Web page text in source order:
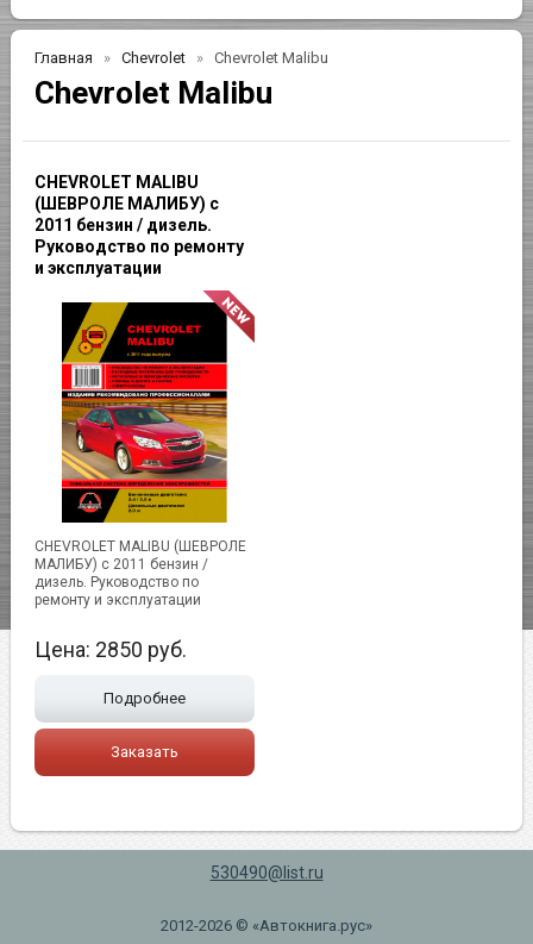
Главная Chevrolet Chevrolet Malibu
Chevrolet Malibu
CHEVROLET MALIBU
(ШЕВРОЛЕ МАЛИБУ) с
2011 бензин / дизель.
Руководство по ремонту
и эксплуатации
CHEVROLET MALIBU (ШЕВРОЛЕ
МАЛИБУ) с 2011 бензин /
дизель. Руководство по
ремонту и эксплуатации
Цена: 2850 руб.
Подробнее
Заказать
530490@list.ru
2012-2026 © «Автокнига.рус»